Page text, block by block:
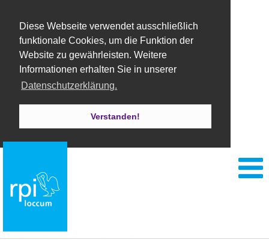
Diese Webseite verwendet ausschließlich
funktionale Cookies, um die Funktion der
Website zu gewährleisten. Weitere
Informationen erhalten Sie in unserer
Datenschutzerklärung.
Verstanden!